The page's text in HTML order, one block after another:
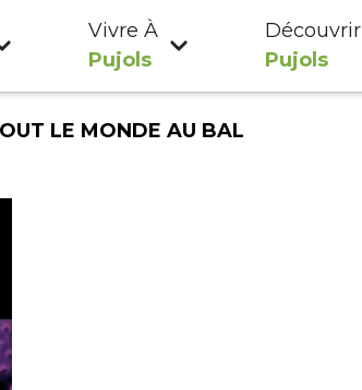
Vivre À
Pujols
Découvrir
Pujols
LE MONDE AU BAL